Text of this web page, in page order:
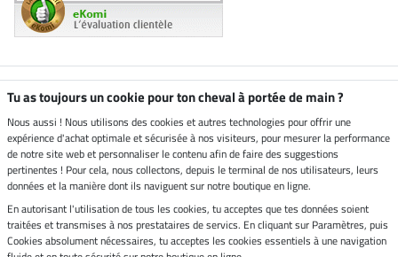
Boutique climatiquement
neutre
Livraison par
Paiement sécurisé
Tu as toujours un cookie pour ton cheval à portée de main ?
Nous aussi ! Nous utilisons des cookies et autres technologies pour offrir une
expérience d'achat optimale et sécurisée à nos visiteurs, pour mesurer la performance
de notre site web et personnaliser le contenu afin de faire des suggestions
pertinentes ! Pour cela, nous collectons, depuis le terminal de nos utilisateurs, leurs
données et la manière dont ils naviguent sur notre boutique en ligne.
En autorisant l'utilisation de tous les cookies, tu acceptes que tes données soient
traitées et transmises à nos prestataires de servics. En cliquant sur Paramètres, puis
Cookies absolument nécessaires, tu acceptes les cookies essentiels à une navigation